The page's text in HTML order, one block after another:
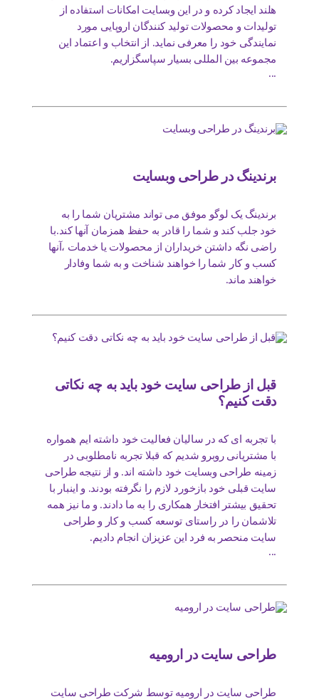
هلند ایجاد کرده و در این وبسایت امکانات استفاده از
تولیدات و محصولات تولید کنندگان اروپایی مورد
نمایندگی خود را معرفی نماید. از انتخاب و اعتماد این
مجموعه بین المللی بسیار سپاسگزاریم.
...
برندینگ در طراحی وبسایت
برندینگ یک لوگو موفق می تواند مشتریان شما را به
خود جلب کند و شما را قادر به حفظ همزمان آنها کند.با
راضی نگه داشتن خریداران از محصولات یا خدمات ،آنها
کسب و کار شما را خواهند شناخت و به شما وفادار
خواهند ماند.
قبل از طراحی سایت خود باید به چه نکاتی
دقت کنیم؟
با تجربه ای که در سالیان فعالیت خود داشته ایم همواره
با مشتریانی روبرو شدیم که قبلا تجربه نامطلوبی در
زمینه طراحی وبسایت خود داشته اند. و از نتیجه طراحی
سایت قبلی خود بازخورد لازم را نگرفته بودند. و اینبار با
تحقیق بیشتر افتخار همکاری را به ما دادند. و ما نیز همه
تلاشمان را در راستای توسعه کسب و کار و طراحی
سایت منحصر به فرد این عزیزان انجام دادیم.
...
طراحی سایت در ارومیه
طراحی سایت در ارومیه توسط شرکت طراحی سایت